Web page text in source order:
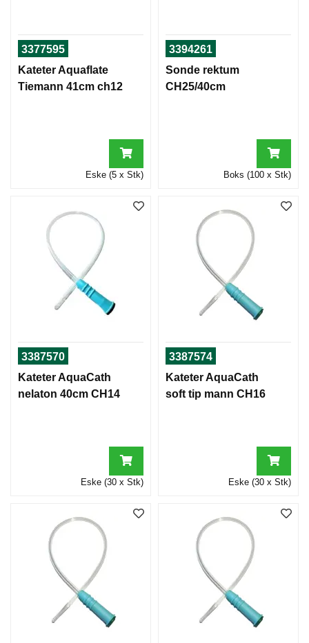
3377595
Kateter Aquaflate
Tiemann 41cm ch12
Eske (5 x Stk)
3394261
Sonde rektum
CH25/40cm
Boks (100 x Stk)
3387570
Kateter AquaCath
nelaton 40cm CH14
Eske (30 x Stk)
3387574
Kateter AquaCath
soft tip mann CH16
Eske (30 x Stk)